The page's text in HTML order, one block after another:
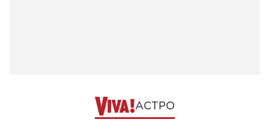
АСТРО